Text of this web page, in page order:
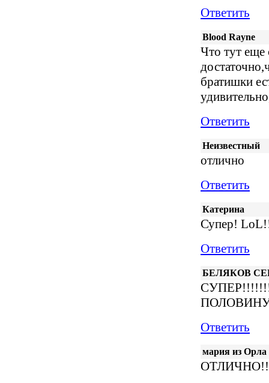
Ответить
Blood Rayne
Что тут
братишки
Ответить
Неизвестный
отлично
Ответить
Катерина
Супер!
Ответить
БЕЛЯКОВ
Ответить
мария из Орла